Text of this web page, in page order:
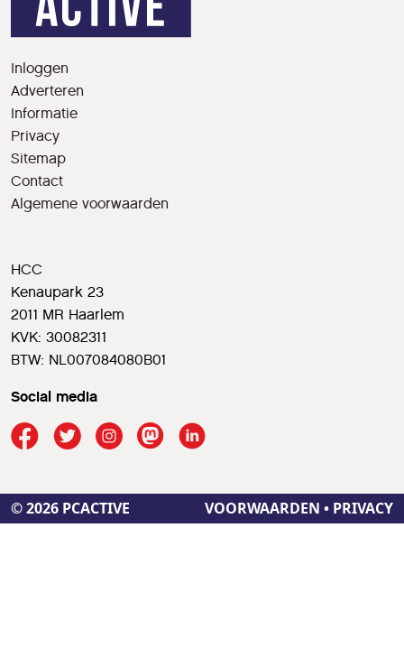
Inloggen
Adverteren
Informatie
Privacy
Sitemap
Contact
Algemene voorwaarden
HCC
Kenaupark 23
2011 MR Haarlem
KVK: 30082311
BTW: NL007084080B01
Social media
© 2026 PCACTIVE VOORWAARDEN • PRIVACY